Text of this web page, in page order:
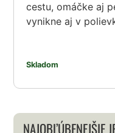
cestu, omáčke aj
vynikne aj v
Skladom
NAJOBĽÚBENEJŠIE